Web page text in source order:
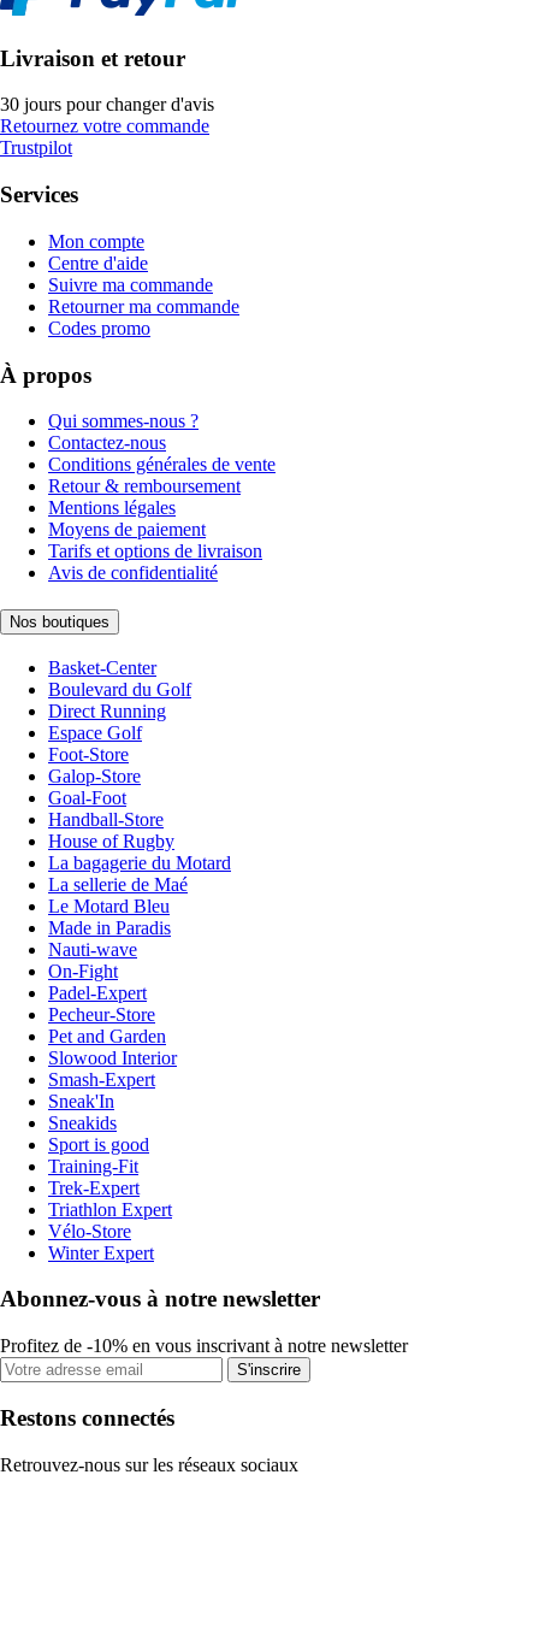
Livraison et retour
30 jours pour changer d'avis
Retournez votre commande
Trustpilot
Services
Mon compte
Centre d'aide
Suivre ma commande
Retourner ma commande
Codes promo
À propos
Qui sommes-nous ?
Contactez-nous
Conditions générales de vente
Retour & remboursement
Mentions légales
Moyens de paiement
Tarifs et options de livraison
Avis de confidentialité
Nos boutiques
Basket-Center
Boulevard du Golf
Direct Running
Espace Golf
Foot-Store
Galop-Store
Goal-Foot
Handball-Store
House of Rugby
La bagagerie du Motard
La sellerie de Maé
Le Motard Bleu
Made in Paradis
Nauti-wave
On-Fight
Padel-Expert
Pecheur-Store
Pet and Garden
Slowood Interior
Smash-Expert
Sneak'In
Sneakids
Sport is good
Training-Fit
Trek-Expert
Triathlon Expert
Vélo-Store
Winter Expert
Abonnez-vous à notre newsletter
Profitez de -10% en vous inscrivant à notre newsletter
S'inscrire
Restons connectés
Retrouvez-nous sur les réseaux sociaux